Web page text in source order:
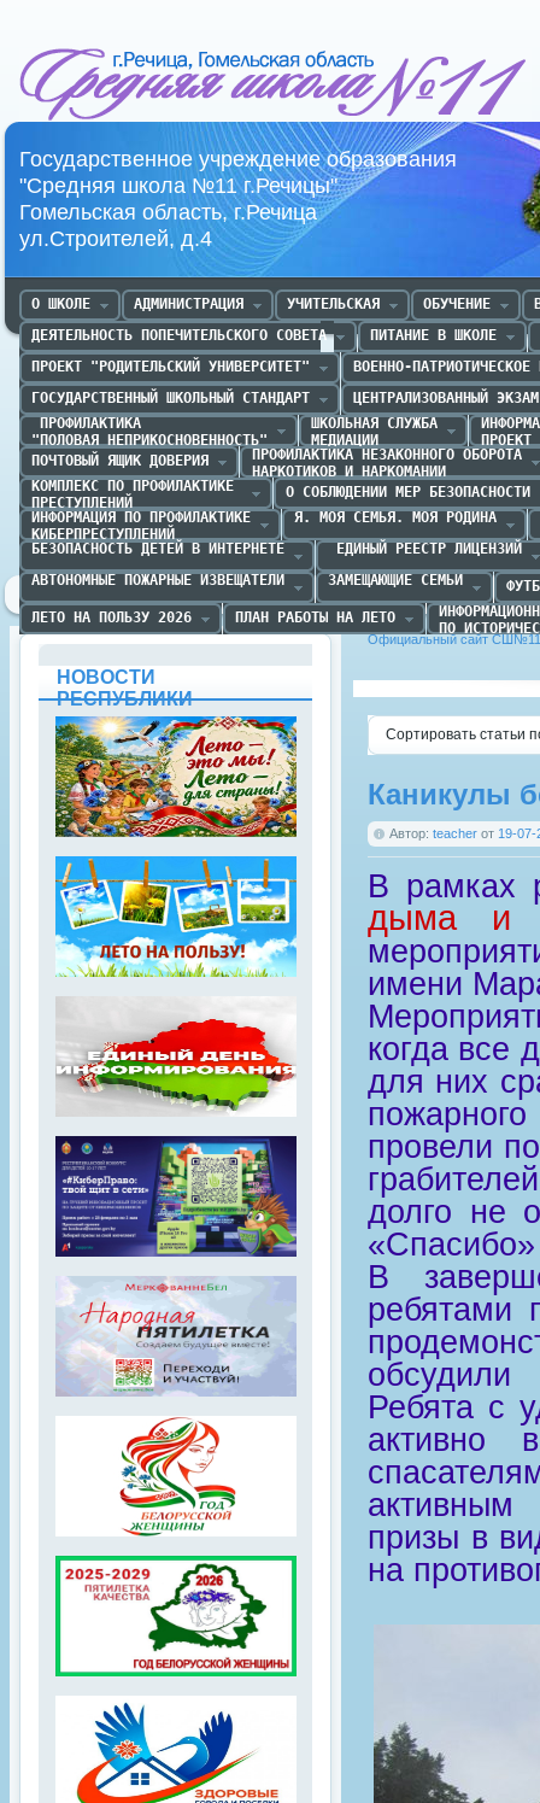
Средняя школа №11 г.Речица
Государственное учреждение образования
"Средняя школа №11 г.Речицы"
Гомельская область, г.Речица
ул.Строителей, д.4
О ШКОЛЕ АДМИНИСТРАЦИЯ УЧИТЕЛЬСКАЯ ОБУЧЕНИЕ
ДЕЯТЕЛЬНОСТЬ ПОПЕЧИТЕЛЬСКОГО СОВЕТА
ПИТАНИЕ В ШКОЛЕ
ПРОЕКТ "РОДИТЕЛЬСКИЙ УНИВЕРСИТЕТ"
ВОЕННО-ПАТРИОТИЧЕСКОЕ
ГОСУДАРСТВЕННЫЙ ШКОЛЬНЫЙ СТАНДАРТ
ЦЕНТРАЛИЗОВАННЫЙ
ПРОФИЛАКТИКА
"ПОЛОВАЯ НЕПРИКОСНОВЕННОСТЬ"
ШКОЛЬНАЯ СЛУЖБА
МЕДИАЦИИ
ПОЧТОВЫЙ ЯЩИК ДОВЕРИЯ
ПРОФИЛАКТИКА НЕЗАКОННОГО ОБОРОТА
НАРКОТИКОВ И НАРКОМАНИИ
КОМПЛЕКС ПО ПРОФИЛАКТИКЕ
ПРЕСТУПЛЕНИЙ
О СОБЛЮДЕНИИ МЕР БЕЗОПАСНОСТИ
ИНФОРМАЦИЯ ПО ПРОФИЛАКТИКЕ
КИБЕРПРЕСТУПЛЕНИЙ
Я. МОЯ СЕМЬЯ. МОЯ РОДИНА
БЕЗОПАСНОСТЬ ДЕТЕЙ В ИНТЕРНЕТЕ
ЕДИНЫЙ РЕЕСТР ЛИЦЕНЗИЙ
АВТОНОМНЫЕ ПОЖАРНЫЕ ИЗВЕЩАТЕЛИ
ЗАМЕЩАЮЩИЕ СЕМЬИ
ЛЕТО НА ПОЛЬЗУ 2026
ПЛАН РАБОТЫ НА ЛЕТО
ПО
Официальный сайт СШ№11
Сортировать статьи
Каникулы
Автор: teacher от 19-07-
В рамках
дыма и
имени
когда все
для них
провели
долго не
В
ребятами
обсудили
Ребята с
активно
призы в
на
НОВОСТИ
РЕСПУБЛИКИ